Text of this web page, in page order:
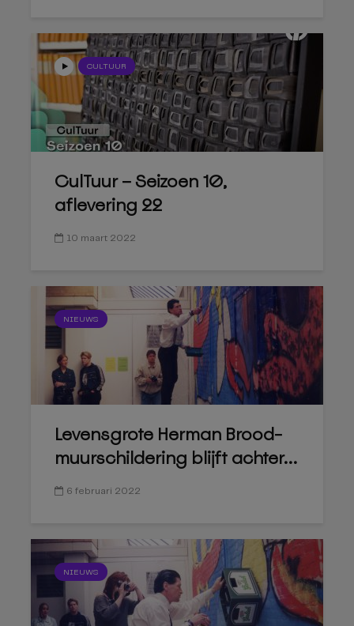
CULTUUR
CulTuur – Seizoen 10,
aflevering 22
10 maart 2022
NIEUWS
Levensgrote Herman Brood-
muurschildering blijft achter...
6 februari 2022
NIEUWS